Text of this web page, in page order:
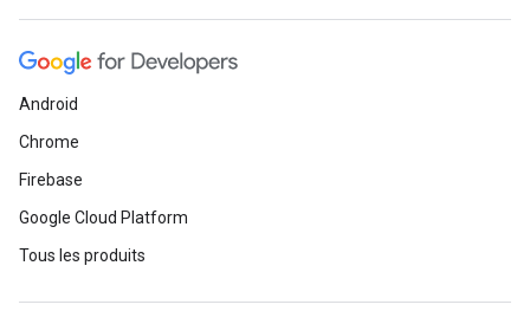
Android
Chrome
Firebase
Google Cloud Platform
Tous les produits